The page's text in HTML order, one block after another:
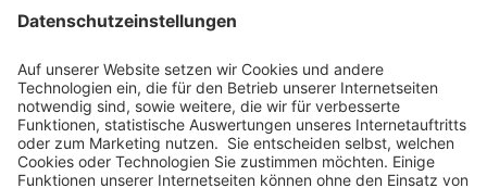
Impressum
Datenschutzinformation